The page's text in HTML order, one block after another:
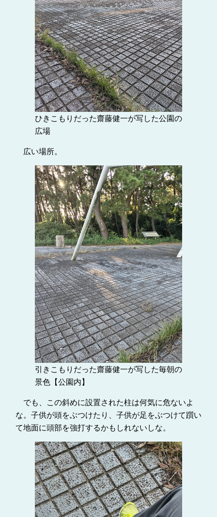
ひきこもりだった齋藤健一が写した公園の
広場
広い場所。
引きこもりだった齋藤健一が写した毎朝の
景色【公園内】
でも、この斜めに設置された柱は何気に危ないよ
な。子供が頭をぶつけたり、子供が足をぶつけて躓い
て地面に頭部を強打するかもしれないしな。